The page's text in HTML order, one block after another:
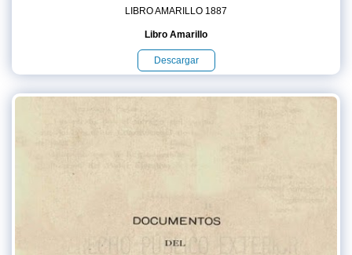
LIBRO AMARILLO 1887
Libro Amarillo
Descargar